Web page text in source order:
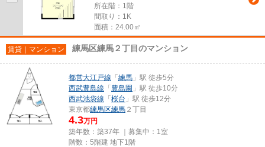
所在階：1階
間取り：1K
面積：24.00㎡
賃貸｜マンション 練馬区練馬２丁目のマンション
都営大江戸線 「 練馬 」駅 徒歩5分
西武豊島線 「 豊島園 」駅 徒歩10分
西武池袋線 「 桜台 」駅 徒歩12分
東京都練馬区練馬 ２丁目
4.3万円
築年数：築37年 ｜募集中： 1室
階数：5階建 地下1階